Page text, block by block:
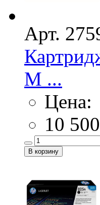
Арт.
M ...
Цена:
10 500